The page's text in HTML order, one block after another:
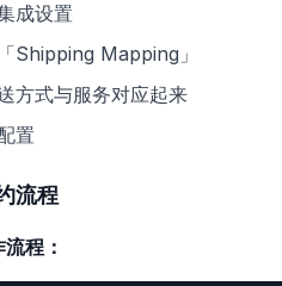
成设置
Shipping Mapping」
方式与服务对应起来
置
流程
程：